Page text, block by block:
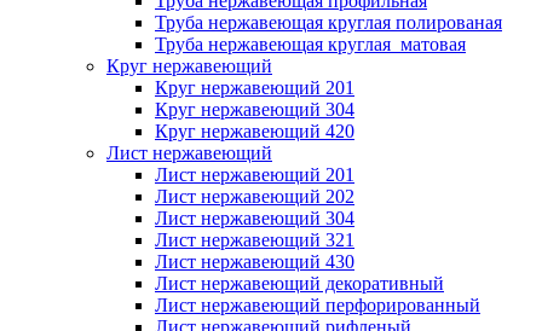
Труба нержавеющая круглая полированая
Труба нержавеющая круглая матовая
Круг нержавеющий
Круг нержавеющий 201
Круг нержавеющий 304
Круг нержавеющий 420
Лист нержавеющий
Лист нержавеющий 201
Лист нержавеющий 202
Лист нержавеющий 304
Лист нержавеющий 321
Лист нержавеющий 430
Лист нержавеющий декоративный
Лист нержавеющий перфорированный
Лист нержавеющий рифленый